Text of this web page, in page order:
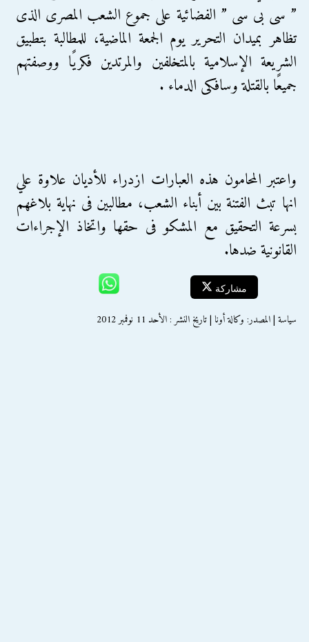
” سى بى سى ” الفضائية على جموع الشعب المصرى الذى
تظاهر بميدان التحرير يوم الجمعة الماضية، للمطالبة بتطبيق
الشريعة الإسلامية بالمتخلفين والمرتدين فكريًا ووصفتهم
جميعًا بالقتلة وسافكى الدماء .
واعتبر المحامون هذه العبارات ازدراء للأديان علاوة علي
انها تبث الفتنة بين أبناء الشعب، مطالبين فى نهاية بلاغهم
بسرعة التحقيق مع المشكو فى حقها واتخاذ الإجراءات
القانونية ضدها.
مشاركة
سياسة | المصدر: وكالة أونا | تاريخ النشر : الأحد 11 نوفمبر 2012